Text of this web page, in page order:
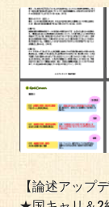
【論述アップ